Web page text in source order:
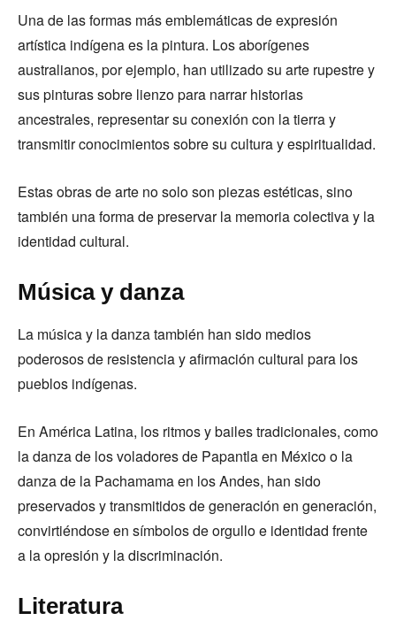
Una de las formas más emblemáticas de expresión
artística indígena es la pintura. Los aborígenes
australianos, por ejemplo, han utilizado su arte rupestre y
sus pinturas sobre lienzo para narrar historias
ancestrales, representar su conexión con la tierra y
transmitir conocimientos sobre su cultura y espiritualidad.
Estas obras de arte no solo son piezas estéticas, sino
también una forma de preservar la memoria colectiva y la
identidad cultural.
Música y danza
La música y la danza también han sido medios
poderosos de resistencia y afirmación cultural para los
pueblos indígenas.
En América Latina, los ritmos y bailes tradicionales, como
la danza de los voladores de Papantla en México o la
danza de la Pachamama en los Andes, han sido
preservados y transmitidos de generación en generación,
convirtiéndose en símbolos de orgullo e identidad frente
a la opresión y la discriminación.
Literatura